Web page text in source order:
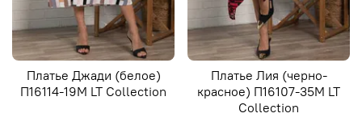
Платье Джади (белое)
П16114-19М LT Collection
Платье Лия (черно-
красное) П16107-35М LT
Collection